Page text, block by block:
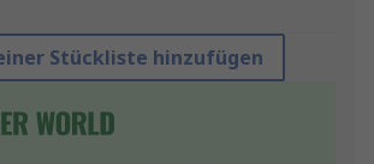
Stückliste hinzufügen